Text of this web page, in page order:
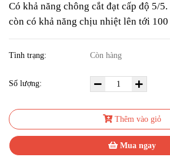
Có khả năng chông cắt đạt cấp độ 5/
còn có khả năng chịu nhiệt lên tới 100
Tình trạng: Còn hàng
Số lượng:
Thêm vào giỏ
Mua ngay